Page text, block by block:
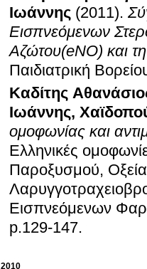
Ιωάννης (2011).
Εισπνεόμενων
Αζώτου(eNO) και
Παιδιατρική
Καδίτης
Ιωάννης,
ομοφωνίας και
Ελληνικές
Παροξυσμού,
Εισπνεόμενων
p.129-147.
2010